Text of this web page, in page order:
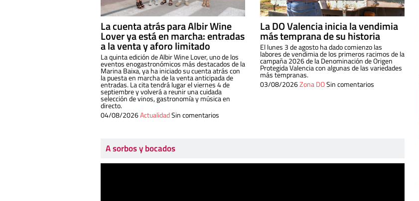
La cuenta atrás para Albir Wine
Lover ya está en marcha: entradas
a la venta y aforo limitado
La quinta edición de Albir Wine Lover, uno de los
eventos enogastronómicos más destacados de la
Marina Baixa, ya ha iniciado su cuenta atrás con
la puesta en marcha de la venta anticipada de
entradas. La cita tendrá lugar el viernes 4 de
septiembre y volverá a reunir una cuidada
selección de vinos, gastronomía y música en
directo.
04/08/2026ActualidadSin comentarios
La DO Valencia inicia la vendimia
más temprana de su historia
El lunes 3 de agosto ha dado comienzo las
labores de vendimia de los primeros racimos de la
campaña 2026 de la Denominación de Origen
Protegida Valencia con algunas de las variedades
más tempranas.
03/08/2026Zona DOSin comentarios
A sorbos y bocados